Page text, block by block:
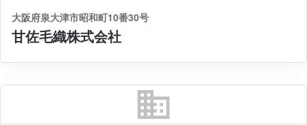
大阪府泉大津市昭和町10番30号
甘佐毛織株式会社
business